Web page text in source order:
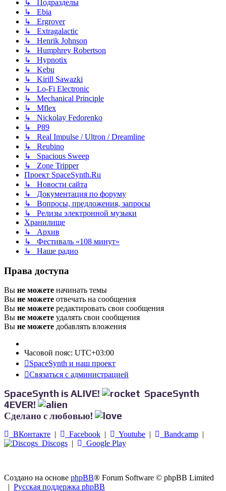
↳ Подразделы
↳ Ebia
↳ Ergrover
↳ Extragalactic
↳ Henrik Johnson
↳ Humphrey Robertson
↳ Hypnotix
↳ Kebu
↳ Kirill Sawazki
↳ Lo-Fi Electronic
↳ Mechanical Principle
↳ Mflex
↳ Nickolay Fedorenko
↳ P89
↳ Real Impulse / Ultron / Dreamline
↳ Reubino
↳ Spacious Sweep
↳ Zone Tripper
Проект SpaceSynth.Ru
↳ Новости сайта
↳ Документация по форуму
↳ Вопросы, предложения, запросы
↳ Релизы электронной музыки
Хранилище
↳ Архив
↳ Фестиваль «108 минут»
↳ Наше радио
Права доступа
Вы не можете начинать темы
Вы не можете отвечать на сообщения
Вы не можете редактировать свои сообщения
Вы не можете удалять свои сообщения
Вы не можете добавлять вложения
Часовой пояс: UTC+03:00
SpaceSynth и наш проект
Связаться с администрацией
SpaceSynth is ALIVE!
SpaceSynth
4EVER!
Сделано с любовью!
ВКонтакте | Facebook | Youtube | Bandcamp |
Discogs | Google Play
Создано на основе phpBB® Forum Software © phpBB Limited
| Русская поддержка phpBB